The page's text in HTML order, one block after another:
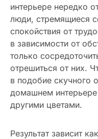
интерьере нередко
люди, стремящиеся
спокойствия от
в зависимости от
только
отрешиться от них.
в подобие скучного
домашнем интерьере
другими цветами.
Результат зависит